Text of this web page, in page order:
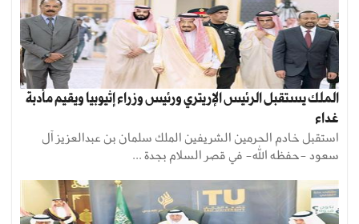
الملك يستقبل الرئيس الإريتري ورئيس وزراء إثيوبيا ويقيم مأدبة
غداء
استقبل خادم الحرمين الشريفين الملك سلمان بن عبدالعزيز آل
سعود -حفظه الله- في قصر السلام بجدة ...